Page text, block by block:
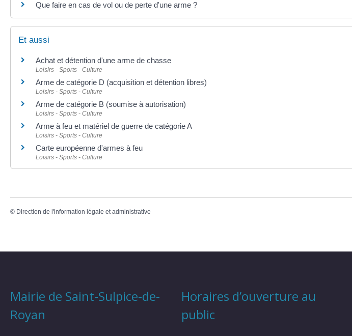
Que faire en cas de vol ou de perte d'une arme ?
Et aussi
Achat et détention d'une arme de chasse
Loisirs - Sports - Culture
Arme de catégorie D (acquisition et détention libres)
Loisirs - Sports - Culture
Arme de catégorie B (soumise à autorisation)
Loisirs - Sports - Culture
Arme à feu et matériel de guerre de catégorie A
Loisirs - Sports - Culture
Carte européenne d'armes à feu
Loisirs - Sports - Culture
© Direction de l'information légale et administrative
Mairie de Saint-Sulpice-de-
Royan
Horaires d’ouverture au
public